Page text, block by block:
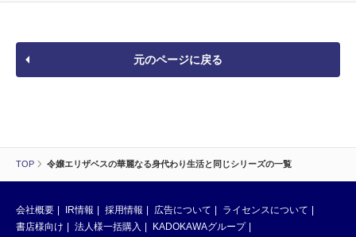
TOP 令嬢エリザベスの華麗なる身代わり生活と同じシリーズの一覧
元のページに戻る
会社概要 IR情報 採用情報 広告について
ライセンスについて
書店様向け
法人様一括購入 KADOKAWAグループ